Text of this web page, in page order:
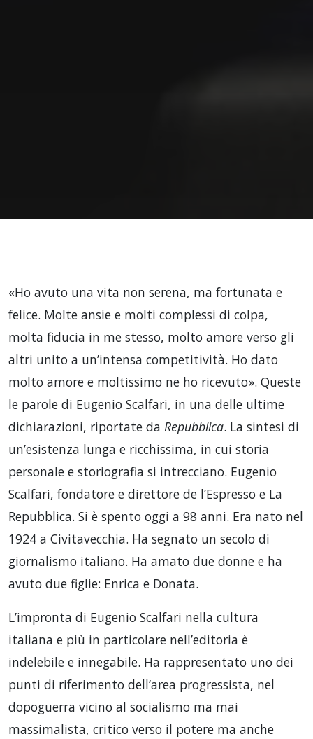
«Ho avuto una vita non serena, ma fortunata e
felice. Molte ansie e molti complessi di colpa,
molta fiducia in me stesso, molto amore verso gli
altri unito a un’intensa competitività. Ho dato
molto amore e moltissimo ne ho ricevuto». Queste
le parole di Eugenio Scalfari, in una delle ultime
dichiarazioni, riportate da Repubblica. La sintesi di
un’esistenza lunga e ricchissima, in cui storia
personale e storiografia si intrecciano. Eugenio
Scalfari, fondatore e direttore de l’Espresso e La
Repubblica. Si è spento oggi a 98 anni. Era nato nel
1924 a Civitavecchia. Ha segnato un secolo di
giornalismo italiano. Ha amato due donne e ha
avuto due figlie: Enrica e Donata.
L’impronta di Eugenio Scalfari nella cultura
italiana e più in particolare nell’editoria è
indelebile e innegabile. Ha rappresentato uno dei
punti di riferimento dell’area progressista, nel
dopoguerra vicino al socialismo ma mai
massimalista, critico verso il potere ma anche